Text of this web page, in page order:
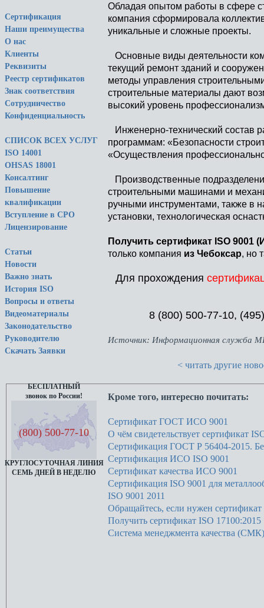
Сертификация
Наши преимущества
О нас
Клиенты
Реквизиты
Реестр сертификатов
Знак соответствия
Сотрудничество
Конфиденциальность
СПИСОК ВСЕХ УСЛУГ
ISO 14001
OHSAS 18001
Консалтинг
Повышение
квалификации
Вступление в СРО
Лицензирование
Статьи
Новости
Важно знать
История ISO
Вопросы и ответы
Видеоматериалы
Законодательство
Руководителю
Скачать Заявки
БЕСПЛАТНЫЙ
звонок по России!
(800) 500-77-10
КРУГЛОСУТОЧНАЯ ЛИНИЯ
СЕМЬ ДНЕЙ В НЕДЕЛЮ
Обладая опытом работы в сфере
компания сформировала
уникальные и сложные проекты.
Основные виды деятельности
текущий ремонт зданий и
методы управления
строительные материалы дают
высокий уровень
Инженерно-технический состав
программам: «Безопасности
«Осуществления
Производственные
строительными машинами и
ручными инструментами, также в
установки, технологическая
Получить сертификат ISO 9001
только компания из Чебоксар, но
Для прохождения
8 (800) 500-77-10,
Источник: Информационная служба
< читать другие
Кроме того, интересно почитать:
Сертификат ГОСТ ИСО 9001
О чём свидетельствует сертификат
Сертификация ГОСТ Р 56404-2015.
Сертификация ИСО ISO 9001
Сертификат качества ИСО 9001
Сертификация ISO 9001 для
ISO 9001 2011
Обращайтесь, если нужен
Получить сертификат ISO 17100:2015
Система менеджмента качества